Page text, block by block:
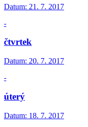
Datum: 21. 7. 2017
-
čtvrtek
Datum: 20. 7. 2017
-
úterý
Datum: 18. 7. 2017